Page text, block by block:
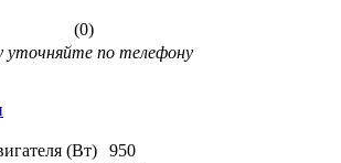
(0)
уточняйте по телефону
(Вт)
950